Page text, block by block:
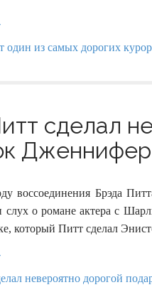
cделал
воссоединения Брэда
слух о романе актера с
который Питт сделал